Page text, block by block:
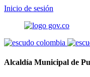
Inicio de sesión
Alcaldía Municipal de